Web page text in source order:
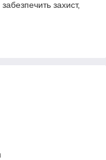
захист,